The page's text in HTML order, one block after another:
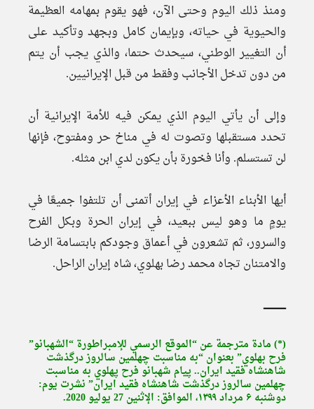
ومنذ ذلك اليوم وحتى الآن، فهو يقوم بمهامه العظيمة
والحيوية في حياته، وبإيمان كامل وبجهد وتأكيد على
أن التغيير الوطني، سيحدث حتما، والذي يجب أن يتم
من دون تدخل الأجانب وفقط من قبل الإيرانيين.
وإلى أن يأتي اليوم الذي يمكن فيه للأمة الإيرانية أن
تحدد مستقبلها وتصوت له في مناخ حر ومفتوح، فإنها
لن تستسلم. وأنا فخورة بأن يكون لدي ابن مثله.
أيها الأبناء الأعزاء في إيران أتمنى أن تلتفوا جميعًا في
يومٍ ما وهو ليس ببعيد، في إيران الحرة وبكل الفرح
والسرور، ثم تشعرون في أعماق وجودكم بابتسامة الرضا
والامتنان تجاه محمد رضا بهلوي، شاه إيران الراحل.
ــــــــــــــــ
(*) مادة مترجمة عن “الموقع الرسمي للإمبراطورة “الشهبانو”
فرح بهلوي” بعنوان “به مناسبت چهلمین سالروز درگذشت
شاهنشاه فقید ایران.. پيام شهبانو فرح پهلوي به مناسبت
چهلمين سالروز درگذشت شاهنشاه فقيد ايران” نشرت يوم:
دوشنبه ۶ مرداد ۱۳۹۹، الموافق: الإثنين 27 يوليو 2020.